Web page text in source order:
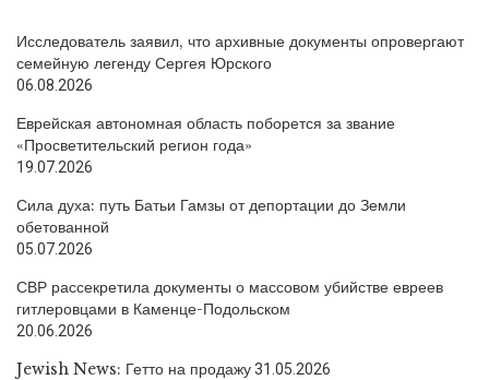
Исследователь заявил, что архивные документы опровергают
семейную легенду Сергея Юрского
06.08.2026
Еврейская автономная область поборется за звание
«Просветительский регион года»
19.07.2026
Сила духа: путь Батьи Гамзы от депортации до Земли
обетованной
05.07.2026
СВР рассекретила документы о массовом убийстве евреев
гитлеровцами в Каменце-Подольском
20.06.2026
Jewish News: Гетто на продажу31.05.2026